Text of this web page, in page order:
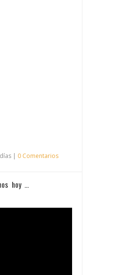
| 0 Comentarios
hoy …